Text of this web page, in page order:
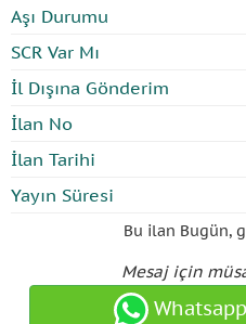
Aşı Durumu
SCR Var Mı
İl Dışına Gönderim
İlan No
İlan Tarihi
Yayın Süresi
Bu ilan Bugün,
Mesaj için